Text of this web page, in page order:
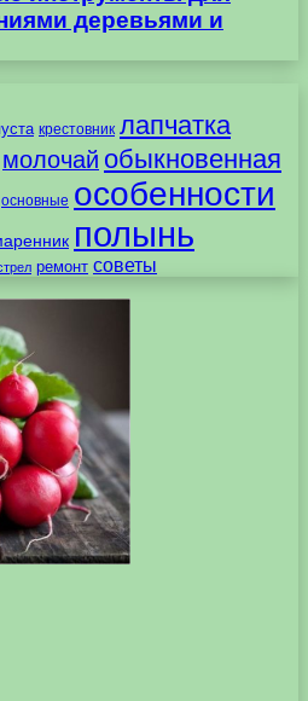
деревьями и
крестовник лапчатка
молочай обыкновенная
основные особенности
полынь
ремонт советы